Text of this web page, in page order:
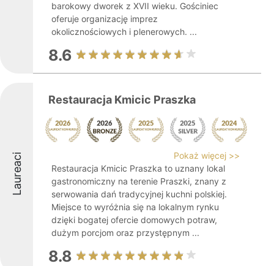
barokowy dworek z XVII wieku. Gościniec
oferuje organizację imprez
okolicznościowych i plenerowych. ...
8.6
Laureaci
Restauracja Kmicic Praszka
Pokaż więcej >>
Restauracja Kmicic Praszka to uznany lokal
gastronomiczny na terenie Praszki, znany z
serwowania dań tradycyjnej kuchni polskiej.
Miejsce to wyróżnia się na lokalnym rynku
dzięki bogatej ofercie domowych potraw,
dużym porcjom oraz przystępnym ...
8.8